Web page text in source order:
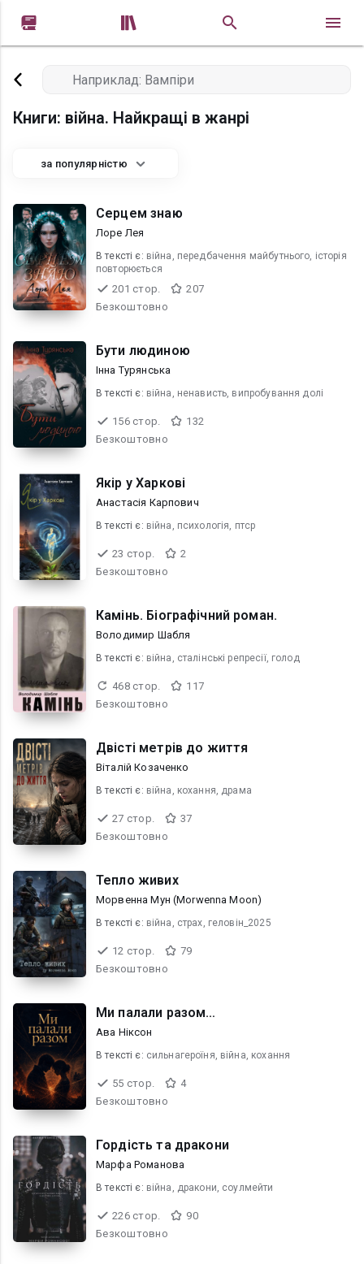
 
Книги: війна. Найкращі в жанрі
за популярністю
Серцем знаю
Лоре Лея
В текcті є: війна, передбачення майбутнього, історія
повторюється
201 стор.
207
Безкоштовно
Бути людиною
Інна Турянська
В текcті є: війна, ненависть, випробування долі
156 стор.
132
Безкоштовно
Якір у Харкові
Анастасія Карпович
В текcті є: війна, психологія, птср
23 стор.
2
Безкоштовно
Камінь. Біографічний роман.
Володимир Шабля
В текcті є: війна, сталінські репресії, голод
468 стор.
117
Безкоштовно
Двісті метрів до життя
Віталій Козаченко
В текcті є: війна, кохання, драма
27 стор.
37
Безкоштовно
Тепло живих
Морвенна Мун (Morwenna Moon)
В текcті є: війна, страх, геловін_2025
12 стор.
79
Безкоштовно
Ми палали разом…
Ава Ніксон
В текcті є: сильнагероїня, війна, кохання
55 стор.
4
Безкоштовно
Гордість та дракони
Марфа Романова
В текcті є: війна, дракони, соулмейти
226 стор.
90
Безкоштовно